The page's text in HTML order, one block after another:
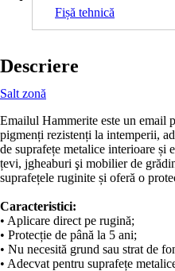
Fișă tehnică
Descriere
Salt zonă
Emailul Hammerite este un email
pigmenți rezistenți la intemperii,
de suprafețe metalice interioare și
țevi, jgheaburi şi mobilier de
suprafețele ruginite și oferă o
Caracteristici:
• Aplicare direct pe rugină;
• Protecție de până la 5 ani;
• Nu necesită grund sau strat de
• Adecvat pentru suprafețe